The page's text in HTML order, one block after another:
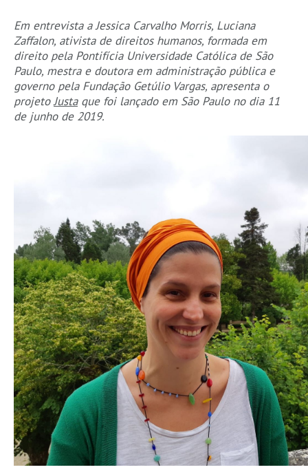
Em entrevista a Jessica Carvalho Morris, Luciana
Zaffalon, ativista de direitos humanos, formada em
direito pela Pontifícia Universidade Católica de São
Paulo, mestra e doutora em administração pública e
governo pela Fundação Getúlio Vargas, apresenta o
projetoJustaque foi lançado em São Paulo no dia 11
de junho de 2019.